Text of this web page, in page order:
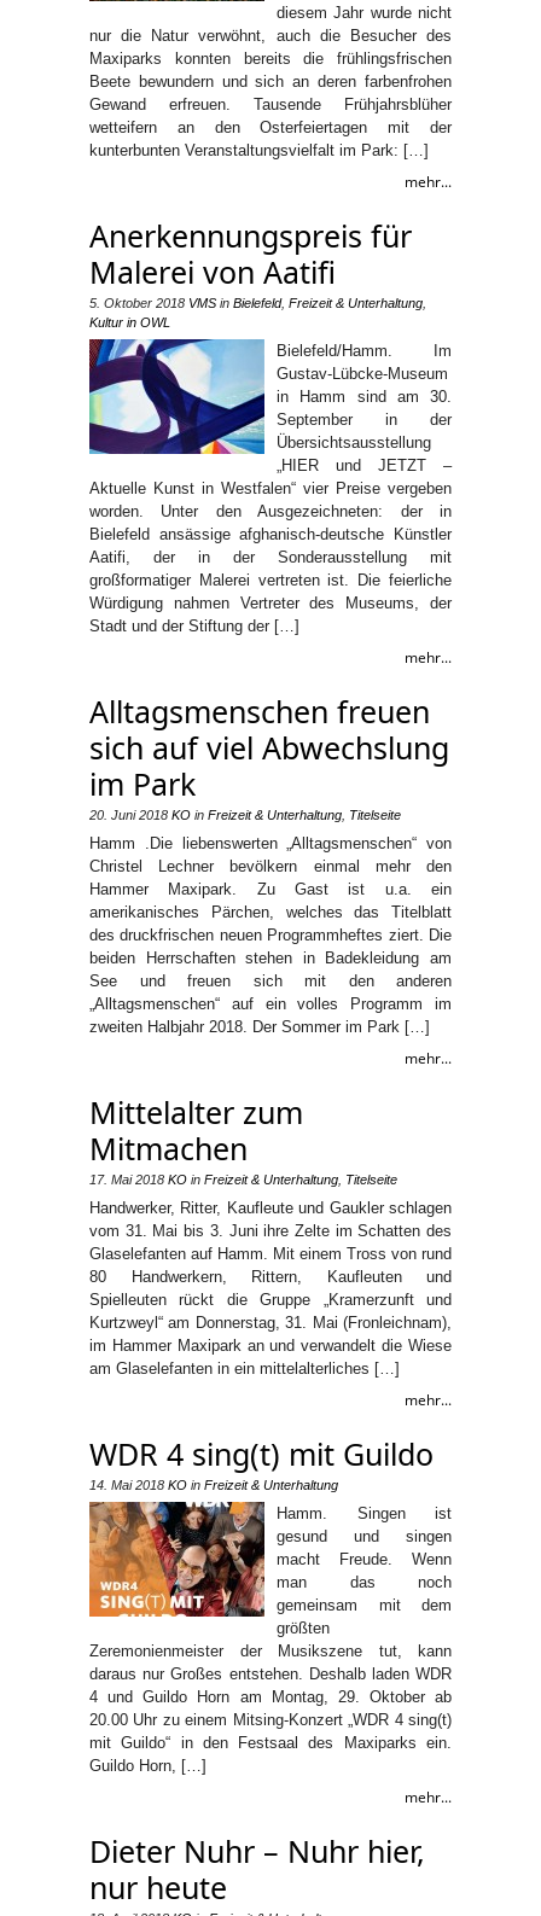
diesem Jahr wurde nicht
nur die Natur verwöhnt, auch die Besucher des
Maxiparks konnten bereits die frühlingsfrischen
Beete bewundern und sich an deren farbenfrohen
Gewand erfreuen. Tausende Frühjahrsblüher
wetteifern an den Osterfeiertagen mit der
kunterbunten Veranstaltungsvielfalt im Park: […]
mehr...
Anerkennungspreis für
Malerei von Aatifi
5. Oktober 2018 VMS in Bielefeld, Freizeit & Unterhaltung
Kultur in OWL
Bielefeld/Hamm. Im
Gustav-Lübcke-Museum
in Hamm sind am 30.
September in der
Übersichtsausstellung
„HIER und JETZT –
Aktuelle Kunst in Westfalen“ vier Preise vergeben
worden. Unter den Ausgezeichneten: der in
Bielefeld ansässige afghanisch-deutsche Künstler
Aatifi, der in der Sonderausstellung mit
großformatiger Malerei vertreten ist. Die feierliche
Würdigung nahmen Vertreter des Museums, der
Stadt und der Stiftung der […]
mehr...
Alltagsmenschen freuen
sich auf viel Abwechslung
im Park
20. Juni 2018 KO in Freizeit & Unterhaltung Titelseite
Hamm .Die liebenswerten „Alltagsmenschen“ von
Christel Lechner bevölkern einmal mehr den
Hammer Maxipark. Zu Gast ist u.a. ein
amerikanisches Pärchen, welches das Titelblatt
des druckfrischen neuen Programmheftes ziert. Die
beiden Herrschaften stehen in Badekleidung am
See und freuen sich mit den anderen
„Alltagsmenschen“ auf ein volles Programm im
zweiten Halbjahr 2018. Der Sommer im Park […]
mehr...
Mittelalter zum
Mitmachen
17. Mai 2018 KO in Freizeit & Unterhaltung Titelseite
Handwerker, Ritter, Kaufleute und Gaukler schlagen
vom 31. Mai bis 3. Juni ihre Zelte im Schatten des
Glaselefanten auf Hamm. Mit einem Tross von rund
80 Handwerkern, Rittern, Kaufleuten und
Spielleuten rückt die Gruppe „Kramerzunft und
Kurtzweyl“ am Donnerstag, 31. Mai (Fronleichnam),
im Hammer Maxipark an und verwandelt die Wiese
am Glaselefanten in ein mittelalterliches […]
mehr...
WDR 4 sing(t) mit Guildo
14. Mai 2018 KO in Freizeit & Unterhaltung
Hamm. Singen ist
gesund und singen
macht Freude. Wenn
man das noch
gemeinsam mit dem
größten
Zeremonienmeister der Musikszene tut, kann
daraus nur Großes entstehen. Deshalb laden WDR
4 und Guildo Horn am Montag, 29. Oktober ab
20.00 Uhr zu einem Mitsing-Konzert „WDR 4 sing(t)
mit Guildo“ in den Festsaal des Maxiparks ein.
Guildo Horn, […]
mehr...
Dieter Nuhr – Nuhr hier,
nur heute